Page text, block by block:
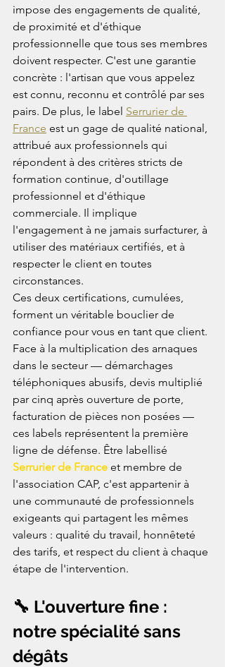
impose des engagements de qualité,
de proximité et d'éthique
professionnelle que tous ses membres
doivent respecter. C'est une garantie
concrète : l'artisan que vous appelez
est connu, reconnu et contrôlé par ses
pairs. De plus, le label Serrurier de
France est un gage de qualité national,
attribué aux professionnels qui
répondent à des critères stricts de
formation continue, d'outillage
professionnel et d'éthique
commerciale. Il implique
l'engagement à ne jamais surfacturer, à
utiliser des matériaux certifiés, et à
respecter le client en toutes
circonstances.
Ces deux certifications, cumulées,
forment un véritable bouclier de
confiance pour vous en tant que client.
Face à la multiplication des arnaques
dans le secteur — démarchages
téléphoniques abusifs, devis multiplié
par cinq après ouverture de porte,
facturation de pièces non posées —
ces labels représentent la première
ligne de défense. Être labellisé
Serrurier de France et membre de
l'association CAP, c'est appartenir à
une communauté de professionnels
exigeants qui partagent les mêmes
valeurs : qualité du travail, honnêteté
des tarifs, et respect du client à chaque
étape de l'intervention.
🔧 L'ouverture fine :
notre spécialité sans
dégâts